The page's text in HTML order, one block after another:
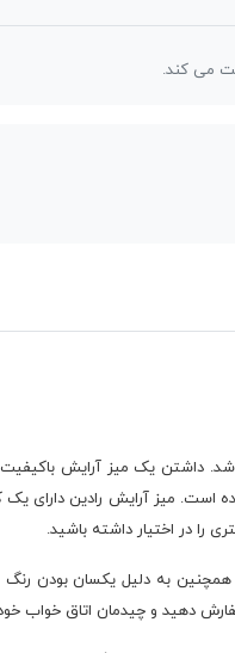
می کند.
داشتن یک میز آرایش
شده است. میز آرایش رادین
را در اختیار داشته باشید.
به دلیل یکسان بودن
دهید و چیدمان اتاق خواب خود